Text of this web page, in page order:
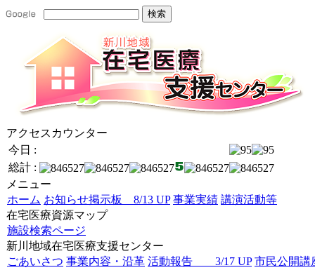
アクセスカウンター
今日 :
総計 :
メニュー
ホーム お知らせ掲示板 8/13 UP 事業実績 講演活動等
在宅医療資源マップ
施設検索ページ
新川地域在宅医療支援センター
ごあいさつ 事業内容・沿革 活動報告 3/17 UP 市民公開